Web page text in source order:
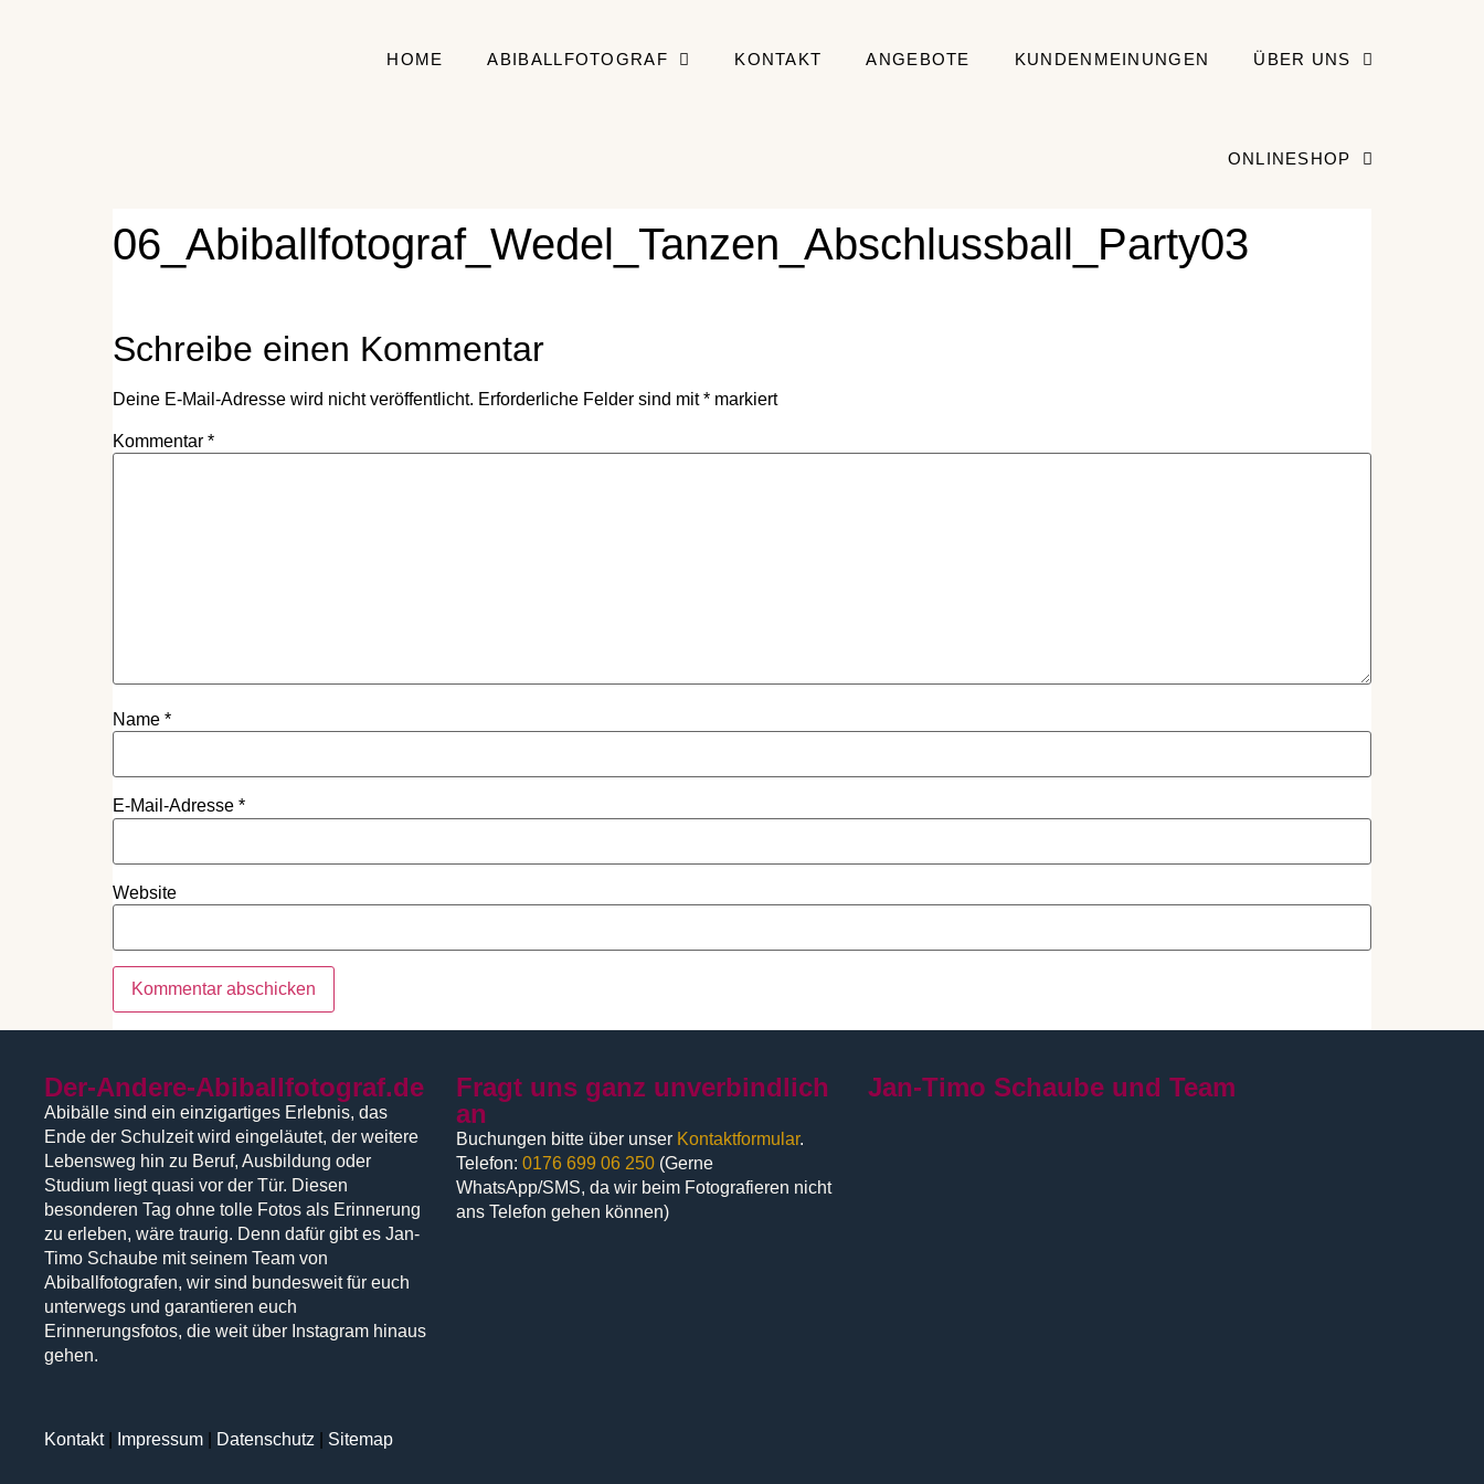
HOME ABIBALLFOTOGRAF KONTAKT ANGEBOTE KUNDENMEINUNGEN ÜBER UNS
ONLINESHOP
06_Abiballfotograf_Wedel_Tanzen_Abschlussball_Party03
Schreibe einen Kommentar
Deine E-Mail-Adresse wird nicht veröffentlicht. Erforderliche Felder sind mit* markiert
Kommentar *
Name *
E-Mail-Adresse *
Website
Der-Andere-Abiballfotograf.de
Abibälle sind ein einzigartiges Erlebnis, das
Ende der Schulzeit wird eingeläutet, der weitere
Lebensweg hin zu Beruf, Ausbildung oder
Studium liegt quasi vor der Tür. Diesen
besonderen Tag ohne tolle Fotos als Erinnerung
zu erleben, wäre traurig. Denn dafür gibt es Jan-
Timo Schaube mit seinem Team von
Abiballfotografen, wir sind bundesweit für euch
unterwegs und garantieren euch
Erinnerungsfotos, die weit über Instagram hinaus
gehen.
Fragt uns ganz unverbindlich
an
Buchungen bitte über unser Kontaktformular.
Telefon: 0176 699 06 250(Gerne
WhatsApp/SMS, da wir beim Fotografieren nicht
ans Telefon gehen können)
Jan-Timo Schaube und Team
Kontakt| Impressum Datenschutz Sitemap